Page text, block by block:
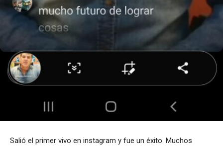
Salió el primer vivo en instagram y fue un éxito. Muchos